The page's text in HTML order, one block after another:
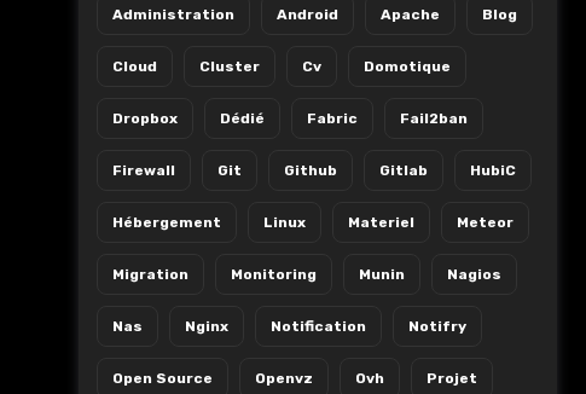
Administration Android Apache Blog
Cloud Cluster Cv Domotique
Dropbox Dédié Fabric Fail2ban
Firewall Git Github Gitlab HubiC
Hébergement Linux Materiel Meteor
Migration Monitoring Munin Nagios
Nas Nginx Notification Notifry
Open Source Openvz Ovh Projet